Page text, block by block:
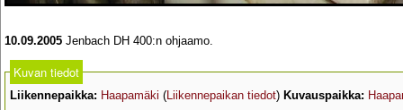
10.09.2005 Jenbach DH 400:n ohjaamo.
Kuvan tiedot
Liikennepaikka: Haapamäki (Liikennepaikan tiedot) Kuvauspaikka: